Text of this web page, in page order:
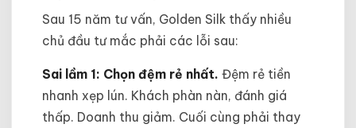
Sau 15 năm tư vấn, Golden Silk thấy nhiều
chủ đầu tư mắc phải các lỗi sau:
Sai lầm 1: Chọn đệm rẻ nhất. Đệm rẻ tiền
nhanh xẹp lún. Khách phàn nàn, đánh giá
thấp. Doanh thu giảm. Cuối cùng phải thay